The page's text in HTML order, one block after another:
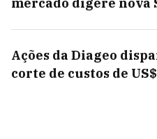
Ações da Diageo
corte de custos de